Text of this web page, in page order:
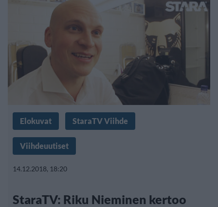
Elokuvat StaraTV Viihde
Viihdeuutiset
14.12.2018, 18:20
StaraTV: Riku Nieminen kertoo